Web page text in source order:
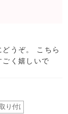
うぞ。 こちら
く嬉しいで